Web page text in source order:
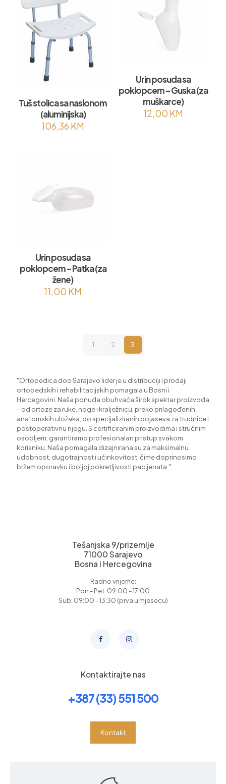
Tuš stolica sa naslonom
(aluminijska)
106,36 KM
Urin posuda sa
poklopcem – Guska (za
muškarce)
12,00 KM
Urin posuda sa
poklopcem – Patka (za
žene)
11,00 KM
1 2 3
"Ortopedica doo Sarajevo lider je u distribuciji i prodaji
ortopedskih i rehabilitacijskih pomagala u Bosni i
Hercegovini. Naša ponuda obuhvaća širok spektar proizvoda
– od ortoze za ruke, noge i kralježnicu, preko prilagođenih
anatomskih uložaka, do specijaliziranih pojaseva za trudnice i
postoperativnu njegu. S certificiranim proizvodima i stručnim
osobljem, garantiramo profesionalan pristup svakom
korisniku. Naša pomagala dizajnirana su za maksimalnu
udobnost, dugotrajnost i učinkovitost, čime doprinosimo
bržem oporavku i boljoj pokretljivosti pacijenata."
Tešanjska 9/prizemlje
71000 Sarajevo
Bosna i Hercegovina
Radno vrijeme:
Pon - Pet: 09:00 - 17:00
Sub: 09:00 - 13:30 (prva u mjesecu)
Kontaktirajte nas
+387 (33) 551 500
Kontakt